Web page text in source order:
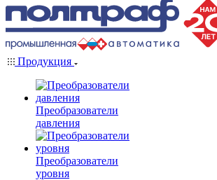
Продукция
Преобразователи
давления
Преобразователи
уровня